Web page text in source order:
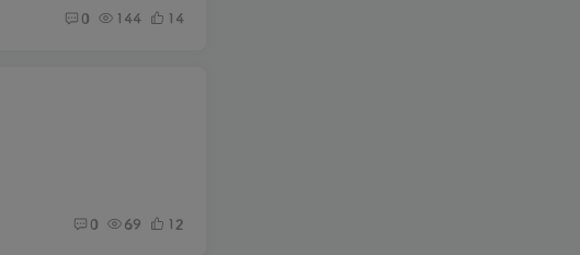
0 144 14
0 69 12